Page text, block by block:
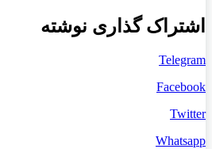
اشتراک گذاری نوشته
Telegram
Facebook
Twitter
Whatsapp